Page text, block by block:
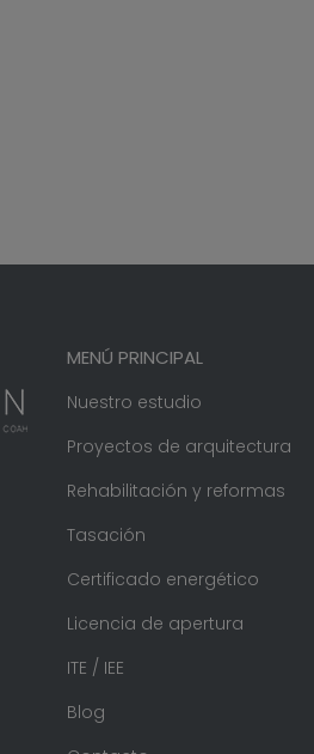
MENÚ PRINCIPAL
Nuestro estudio
Proyectos de arquitectura
Rehabilitación y reformas
Tasación
Certificado energético
Licencia de apertura
ITE / IEE
Blog